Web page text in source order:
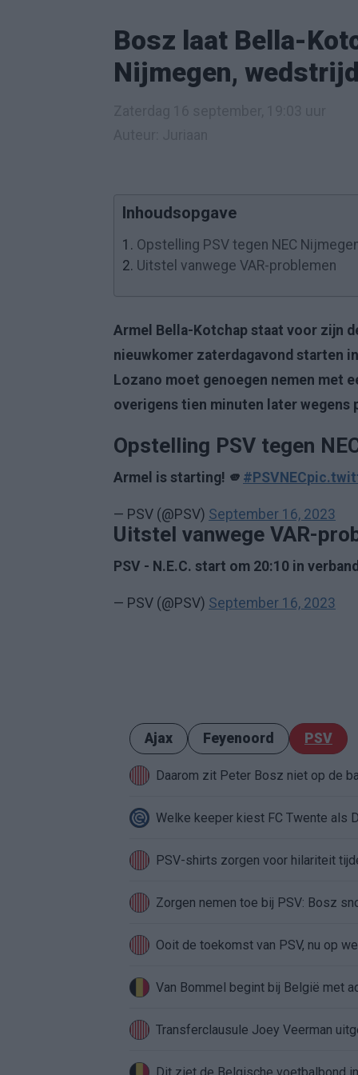
Bosz laat Bella-
Nijmegen,
Inhoudsopgave
1. Opstelling PSV tegen NEC
2. Uitstel vanwege VAR-problemen
Armel Bella-Kotchap staat voor zijn
nieuwkomer zaterdagavond starten
Lozano moet genoegen nemen met
overigens tien minuten later wegens
Opstelling PSV tegen
Armel is starting! 🫵 #PSVNEC
— PSV (@PSV) September 16, 2023
Uitstel vanwege VAR-
PSV - N.E.C. start om 20:10 in
— PSV (@PSV) September 16, 2023
Ajax Feyenoord PSV
Daarom zit Peter Bosz niet op de
Welke keeper kiest FC Twente als
PSV-shirts zorgen voor hilariteit
Zorgen nemen toe bij PSV: Bosz
Ooit de toekomst van PSV, nu op
Van Bommel begint bij België met
Transferclausule Joey Veerman
Dit ziet de Belgische voetbalbond